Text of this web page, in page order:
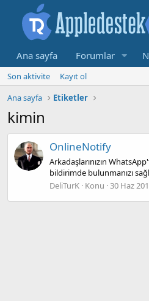
Ana sayfa Forumlar
Son aktivite
Kayıt ol
Ana sayfa
Etiketler
kimin
OnlineNotify
Arkadaşlarınızın
bildirimde bulunmanızı
DeliTurK Konu 30 Haz